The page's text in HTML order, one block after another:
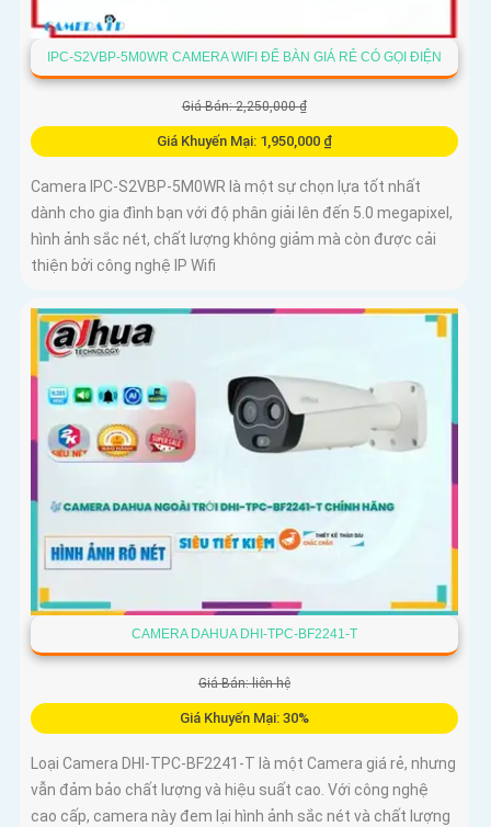
IPC-S2VBP-5M0WR CAMERA WIFI ĐỂ BÀN GIÁ RẺ CÓ GỌI ĐIỆN
Giá Bán: 2,250,000 ₫
Giá Khuyến Mại: 1,950,000 ₫
Camera IPC-S2VBP-5M0WR là một sự chọn lựa tốt nhất
dành cho gia đình bạn với độ phân giải lên đến 5.0 megapixel,
hình ảnh sắc nét, chất lượng không giảm mà còn được cải
thiện bởi công nghệ IP Wifi
CAMERA DAHUA DHI-TPC-BF2241-T
Giá Bán: liên hệ
Giá Khuyến Mại: 30%
Loại Camera DHI-TPC-BF2241-T là một Camera giá rẻ, nhưng
vẫn đảm bảo chất lượng và hiệu suất cao. Với công nghệ
cao cấp, camera này đem lại hình ảnh sắc nét và chất lượng